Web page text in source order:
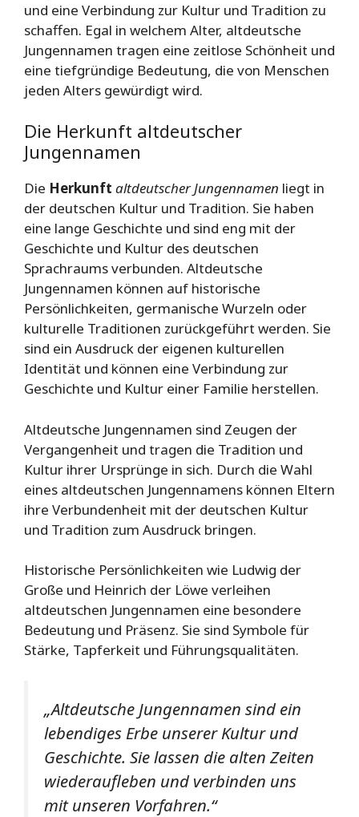
und eine Verbindung zur Kultur und Tradition zu
schaffen. Egal in welchem Alter, altdeutsche
Jungennamen tragen eine zeitlose Schönheit und
eine tiefgründige Bedeutung, die von Menschen
jeden Alters gewürdigt wird.
Die Herkunft altdeutscher
Jungennamen
Die Herkunft altdeutscher Jungennamen liegt in
der deutschen Kultur und Tradition. Sie haben
eine lange Geschichte und sind eng mit der
Geschichte und Kultur des deutschen
Sprachraums verbunden. Altdeutsche
Jungennamen können auf historische
Persönlichkeiten, germanische Wurzeln oder
kulturelle Traditionen zurückgeführt werden. Sie
sind ein Ausdruck der eigenen kulturellen
Identität und können eine Verbindung zur
Geschichte und Kultur einer Familie herstellen.
Altdeutsche Jungennamen sind Zeugen der
Vergangenheit und tragen die Tradition und
Kultur ihrer Ursprünge in sich. Durch die Wahl
eines altdeutschen Jungennamens können Eltern
ihre Verbundenheit mit der deutschen Kultur
und Tradition zum Ausdruck bringen.
Historische Persönlichkeiten wie Ludwig der
Große und Heinrich der Löwe verleihen
altdeutschen Jungennamen eine besondere
Bedeutung und Präsenz. Sie sind Symbole für
Stärke, Tapferkeit und Führungsqualitäten.
„Altdeutsche Jungennamen sind ein
lebendiges Erbe unserer Kultur und
Geschichte. Sie lassen die alten Zeiten
wiederaufleben und verbinden uns
mit unseren Vorfahren.“